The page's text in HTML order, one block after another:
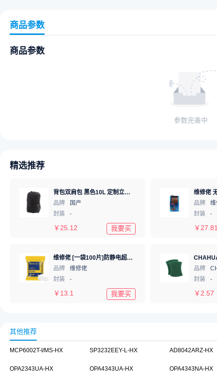
商品参数
商品参数
参数完善中
精选推荐
背包双肩包 黑色10L 定制立创logo Black
品牌
国产
封装
-
￥ 25.12 我要买
品牌
封装
-
￥
维修佬 [一袋100片]防静电超纤细无尘布 工业作业试擦布擦拭手机屏幕镜头除尘布 4寸10*10cm
品牌
维修佬
封装
-
￥ 13.1 我要买
品牌
封装
-
￥ 2.57
其他推荐
MCP6002T-I/MS-HX SP3232EEY-L-HX AD8042ARZ-HX
OPA2343UA-HX OPA4343UA-HX OPA4343NA-HX